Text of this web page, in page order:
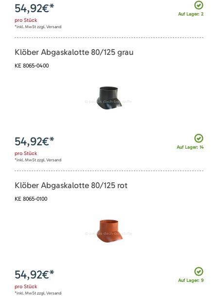
Auf Lager: 2
54,92€*
pro Stück
*inkl. MwSt zzgl. Versand
Klöber Abgaskalotte 80/125 grau
KE 8065-0400
Auf Lager: 14
54,92€*
pro Stück
*inkl. MwSt zzgl. Versand
Klöber Abgaskalotte 80/125 rot
KE 8065-0100
Auf Lager: 9
54,92€*
pro Stück
*inkl. MwSt zzgl. Versand